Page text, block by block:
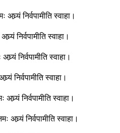
निर्वपामीति स्वाहा।
निर्वपामीति स्वाहा।
निर्वपामीति स्वाहा।
निर्वपामीति स्वाहा।
निर्वपामीति स्वाहा।
अघ्र्यं निर्वपामीति स्वाहा।